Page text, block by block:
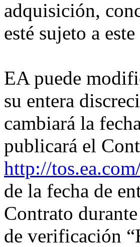
adquisición,
esté sujeto a
EA puede
su entera
cambiará la
publicará el
http://
de la fecha de
Contrato
de verificación